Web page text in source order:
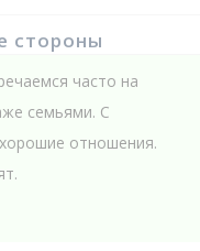
стороны
часто на
семьями. С
отношения.